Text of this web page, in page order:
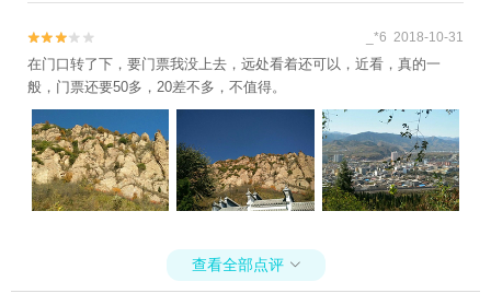

 _*6 2018-10-31
在门口转了下，要门票我没上去，远处看着还可以，近看，真的一
般，门票还要50多，20差不多，不值得。
查看全部点评 